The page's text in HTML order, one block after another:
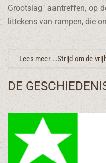
Grootslag" aantreffen, op
littekens van rampen, die
Lees meer …Strijd om de
DE